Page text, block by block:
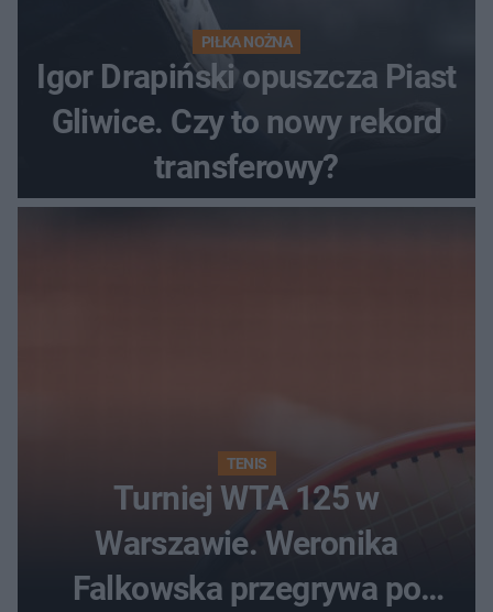
PIŁKA NOŻNA
Igor Drapiński opuszcza Piast
Gliwice. Czy to nowy rekord
transferowy?
TENIS
Turniej WTA 125 w
Warszawie. Weronika
Falkowska przegrywa po